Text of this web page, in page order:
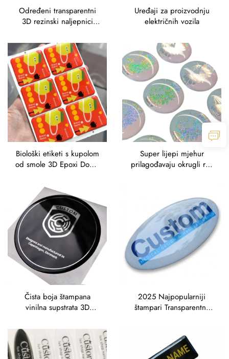
Određeni transparentni
3D rezinski naljepnici
Uređaji za proizvodnju
električnih vozila
Biološki etiketi s kupolom
od smole 3D Epoxi Dome
Super lijepi mjehur
prilagođavaju okrugli rez
otporne PU 3D kupuljaste
nalepke od epoksi smole
Čista boja štampana
vinilna supstrata 3D
PU gel Doming Metalni
etikete Adhesiva smola
Domed Epoxi naljepnice
2025 Najpopularniji
štampari Transparentna
Sticker